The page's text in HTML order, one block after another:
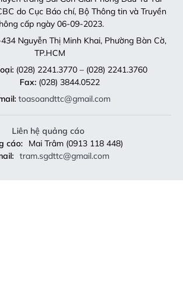
do Cục Báo chí, Bộ Thông tin và Truyền
cấp ngày 06-09-2023.
Nguyễn Thị Minh Khai, Phường Bàn Cờ,
TP.HCM
(028) 2241.3770 – (028) 2241.3760
Fax:(028) 3844.0522
toasoandttc@gmail.com
Liên hệ quảng cáo
cáo:
Mai Trâm (0913 118 448)
tram.sgdttc@gmail.com